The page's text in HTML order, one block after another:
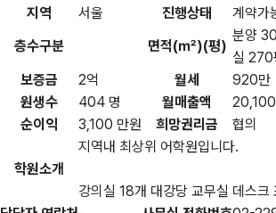
지역
서울 진행상태
계약가
층수구분
면적(㎡)(평)
분양
실
보증금
2억 월세
920만
원생수
404 명 월매출액
순이익
3,100 만원 희망권리금 협의
학원소개
지역내 최상위 어학원입니다.
강의실 18개 대강당 교무실 데스크